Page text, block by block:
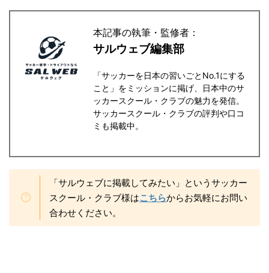
本記事の執筆・監修者：
サルウェブ編集部
「サッカーを日本の習いごとNo.1にする
こと」をミッションに掲げ、日本中のサ
ッカースクール・クラブの魅力を発信。
サッカースクール・クラブの評判や口コ
ミも掲載中。
「サルウェブに掲載してみたい」というサッカー
スクール・クラブ様はこちらからお気軽にお問い
合わせください。